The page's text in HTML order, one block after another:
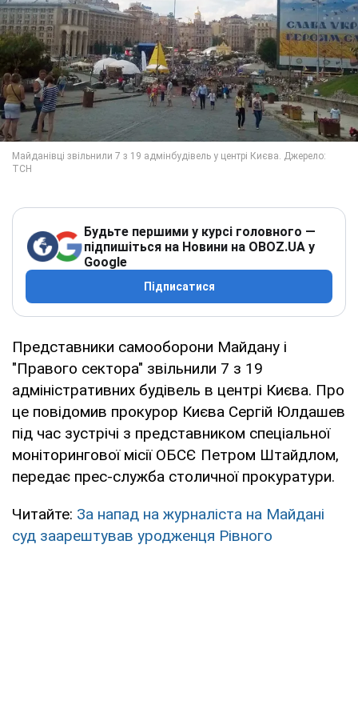
Будьте першими у курсі головного —
підпишіться на Новини на OBOZ.UA у
Google
Підписатися
Представники самооборони Майдану і
"Правого сектора" звільнили 7 з 19
адміністративних будівель в центрі Києва. Про
це повідомив прокурор Києва Сергій Юлдашев
під час зустрічі з представником спеціальної
моніторингової місії ОБСЄ Петром Штайдлом,
передає прес-служба столичної прокуратури.
Читайте: За напад на журналіста на Майдані
суд заарештував уродженця Рівного